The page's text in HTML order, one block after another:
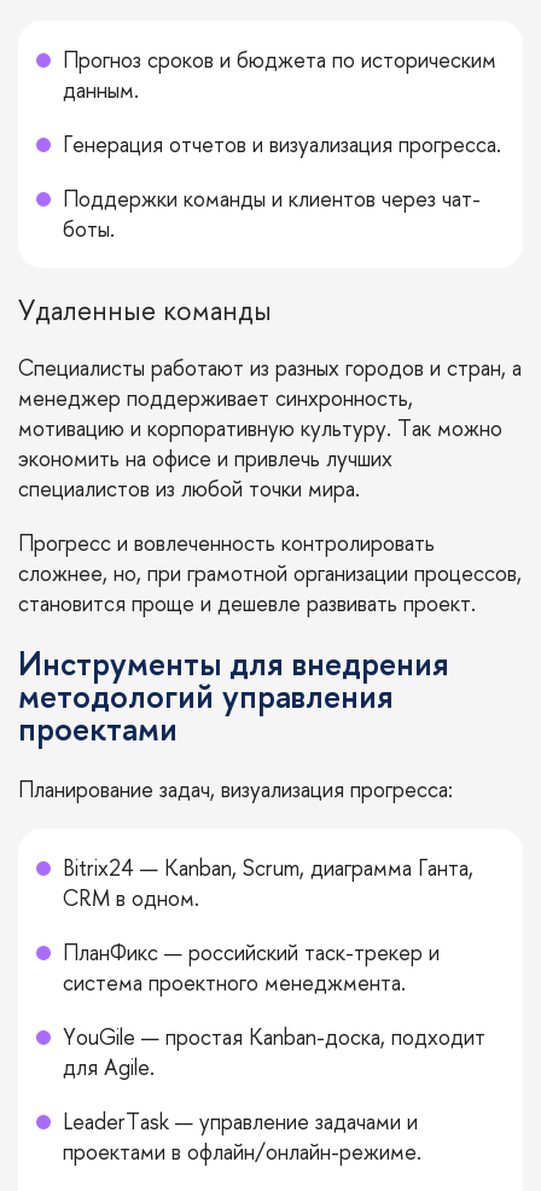
Прогноз сроков и бюджета по историческим
данным.
Генерация отчетов и визуализация прогресса.
Поддержки команды и клиентов через чат-
боты.
Удаленные команды
Специалисты работают из разных городов и стран, а
менеджер поддерживает синхронность,
мотивацию и корпоративную культуру. Так можно
экономить на офисе и привлечь лучших
специалистов из любой точки мира.
Прогресс и вовлеченность контролировать
сложнее, но, при грамотной организации процессов,
становится проще и дешевле развивать проект.
Инструменты для внедрения
методологий управления
проектами
Планирование задач, визуализация прогресса:
Bitrix24 — Kanban, Scrum, диаграмма Ганта,
CRM в одном.
ПланФикс — российский таск-трекер и
система проектного менеджмента.
YouGile — простая Kanban-доска, подходит
для Agile.
LeaderTask — управление задачами и
проектами в офлайн/онлайн-режиме.